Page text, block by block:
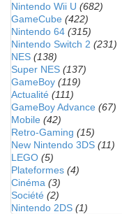
Nintendo Wii U (682)
GameCube (422)
Nintendo 64 (315)
Nintendo Switch 2 (231)
NES (138)
Super NES (137)
GameBoy (119)
Actualité (111)
GameBoy Advance (67)
Mobile (42)
Retro-Gaming (15)
New Nintendo 3DS (11)
LEGO (5)
Plateformes (4)
Cinéma (3)
Société (2)
Nintendo 2DS (1)